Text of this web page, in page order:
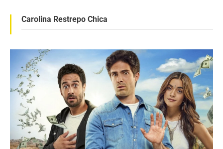
Carolina Restrepo Chica